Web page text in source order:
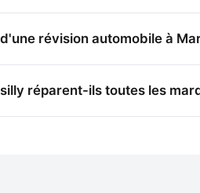
révision automobile à
réparent-ils toutes les